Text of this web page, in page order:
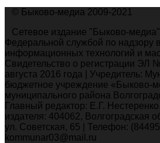
© Быково-медиа 2009-2021
Сетевое издание "Быково-медиа"
Федеральной службой по надзору
информационных технологий и
Свидетельство о регистрации ЭЛ
августа 2016 года | Учредитель:
бюджетное учреждение «Быково-
муниципального района
Главный редактор: Е.Г.
издателя: 404062, Волгоградская
ул. Советская, 65 | Телефон:
kommunar03@mail.ru